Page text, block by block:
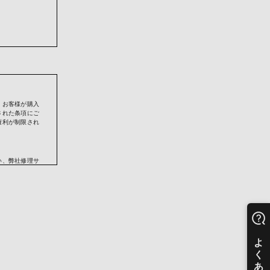
ため
。
ます。その
を、カード
る場合があ
ことができ
客様が購入
れた条項にご
が制限され
、弊社修理サ
するものと
ら弊社製品